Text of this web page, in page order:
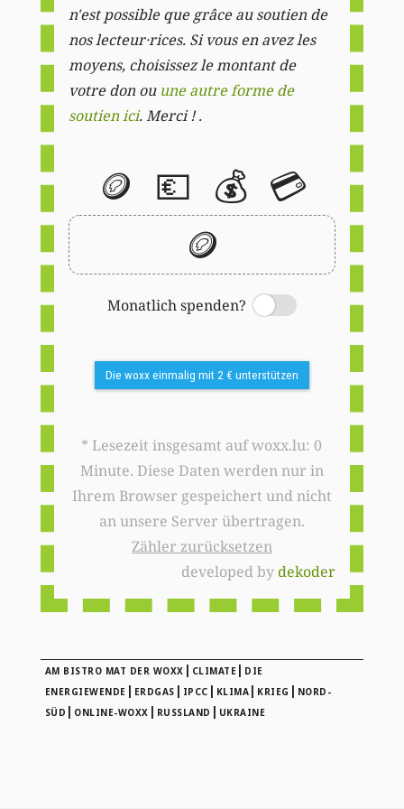
n'est possible que grâce au soutien de
nos lecteur·rices. Si vous en avez les
moyens, choisissez le montant de
votre don ou une autre forme de
soutien ici. Merci ! .
🪙 💶 💰 💳
🪙
Monatlich spenden?
Switch
Die woxx einmalig mit 2 € unterstützen
* Lesezeit insgesamt auf woxx.lu: 0
Minute. Diese Daten werden nur in
Ihrem Browser gespeichert und nicht
an unsere Server übertragen.
Zähler zurücksetzen
developed bydekoder
AM BISTRO MAT DER WOXX | CLIMATE | DIE
ENERGIEWENDE | ERDGAS | IPCC | KLIMA | KRIEG | NORD-
SÜD | ONLINE-WOXX | RUSSLAND | UKRAINE